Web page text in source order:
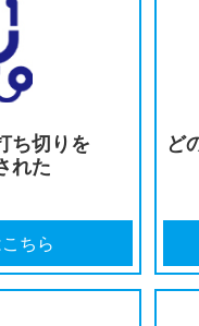
適切な後遺障害等級の
詳細はこちら